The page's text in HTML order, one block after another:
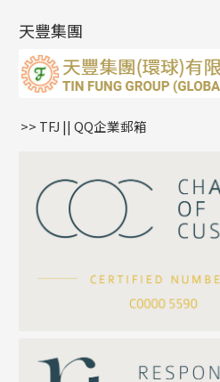
公司名稱
雙十字鏈系列
水波鏈系列
蛇骨鏈系列
鏈尾系列
嘴唇鏈系列
S車花鏈系列
珍珠鏈系列
坦克鏈系列
滿天星鏈系列
方假繩鏈系列
耳環扣系列
耳綫/耳鈎系列
耳環爪頭
耳環
字母吊墜
相盒吊墜
項鏈吊墜
生肖吊墜
星座吊墜
珠扣
天豐集團
>> TFJ || QQ企業郵箱